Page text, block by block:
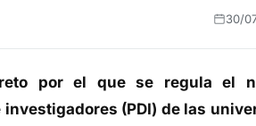
30/
por el que se regula el
(PDI) de las